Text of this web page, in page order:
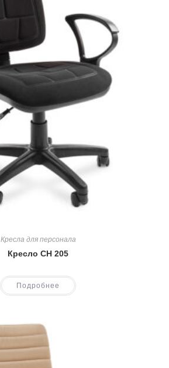
Кресла для персонала
Кресло CH 205
Подробнее